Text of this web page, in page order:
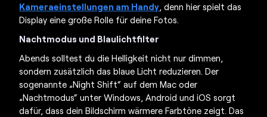
Kameraeinstellungen am Handy, denn hier spielt das
Display eine große Rolle für deine Fotos.
Nachtmodus und Blaulichtfilter
Abends solltest du die Helligkeit nicht nur dimmen,
sondern zusätzlich das blaue Licht reduzieren. Der
sogenannte „Night Shift“ auf dem Mac oder
„Nachtmodus“ unter Windows, Android und iOS sorgt
dafür, dass dein Bildschirm wärmere Farbtöne zeigt. Das